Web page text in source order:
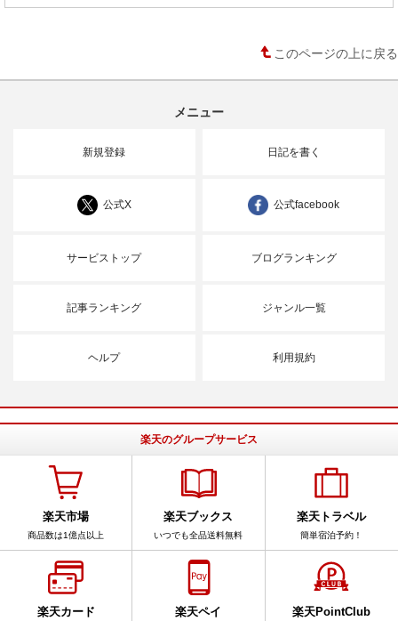
このページの上に戻る
メニュー
新規登録 日記を書く
公式X 公式facebook
サービストップ ブログランキング
記事ランキング ジャンル一覧
ヘルプ 利用規約
楽天のグループサービス
楽天市場
商品数は1億点以上
楽天ブックス
いつでも全品送料無料
楽天トラベル
簡単宿泊予約！
楽天カード 楽天ペイ 楽天PointClub